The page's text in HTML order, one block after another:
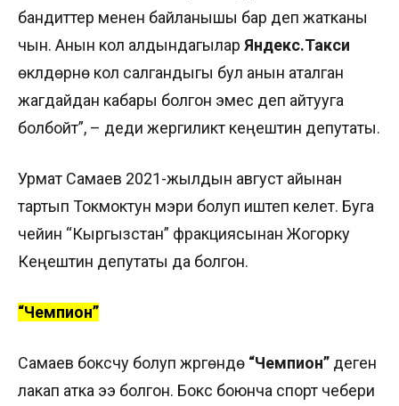
бандиттер менен байланышы бар деп жатканы
чын. Анын кол алдындагылар Яндекс.Такси
өкүлдөрүнө кол салгандыгы бул анын аталган
жагдайдан кабары болгон эмес деп айтууга
болбойт”, – деди жергиликтүү кеңештин депутаты.
Урмат Самаев 2021-жылдын август айынан
тартып Токмоктун мэри болуп иштеп келет. Буга
чейин “Кыргызстан” фракциясынан Жогорку
Кеңештин депутаты да болгон.
“Чемпион”
Самаев боксчу болуп жүргөндө “Чемпион” деген
лакап атка ээ болгон. Бокс боюнча спорт чебери